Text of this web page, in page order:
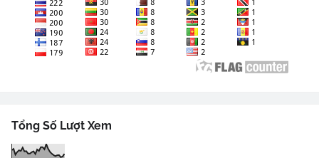
Tổng Số Lượt Xem